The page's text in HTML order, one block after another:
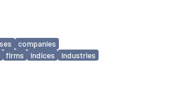
companies
firms indices
industries